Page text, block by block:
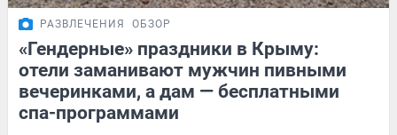
РАЗВЛЕЧЕНИЯ ОБЗОР
«Гендерные» праздники в Крыму:
отели заманивают мужчин пивными
вечеринками, а дам — бесплатными
спа-программами